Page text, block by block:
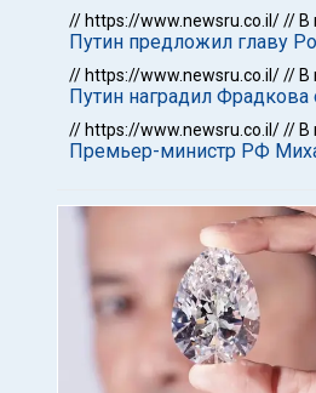
// https://www.newsru.co.il/// В
Путин предложил главу
// https://www.newsru.co.il/// В
Путин наградил Фрадкова
// https://www.newsru.co.il/// В
Премьер-министр РФ